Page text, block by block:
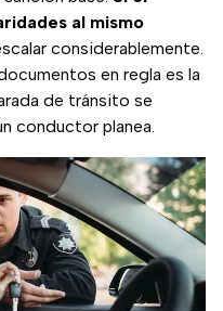
al mismo
considerablemente.
en regla es la
de tránsito se
conductor planea.